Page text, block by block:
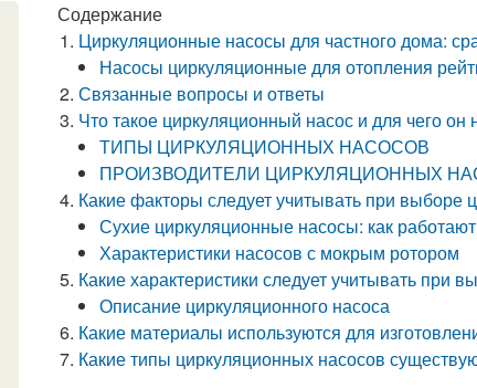
Содержание
Циркуляционные насосы для частного дома:
Насосы циркуляционные для отопления
Связанные вопросы и ответы
Что такое циркуляционный насос и для чего
ТИПЫ ЦИРКУЛЯЦИОННЫХ НАСОСОВ
ПРОИЗВОДИТЕЛИ ЦИРКУЛЯЦИОННЫХ
Какие факторы следует учитывать при выборе
Сухие циркуляционные насосы: как работают
Характеристики насосов с мокрым ротором
Какие характеристики следует учитывать при
Описание циркуляционного насоса
Какие материалы используются для
Какие типы циркуляционных насосов